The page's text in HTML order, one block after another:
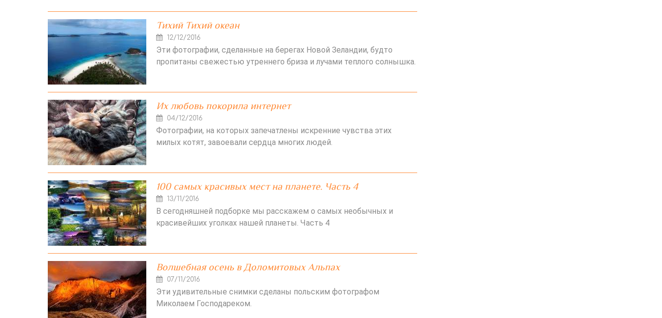
Тихий Тихий океан
12/12/2016
Эти фотографии, сделанные на берегах Новой Зеландии, будто
пропитаны свежестью утреннего бриза и лучами теплого солнышка.
Их любовь покорила интернет
04/12/2016
Фотографии, на которых запечатлены искренние чувства этих
милых котят, завоевали сердца многих людей.
100 самых красивых мест на планете. Часть 4
13/11/2016
В сегодняшней подборке мы расскажем о самых необычных и
красивейших уголках нашей планеты. Часть 4
Волшебная осень в Доломитовых Альпах
07/11/2016
Эти удивительные снимки сделаны польским фотографом
Миколаем Господареком.